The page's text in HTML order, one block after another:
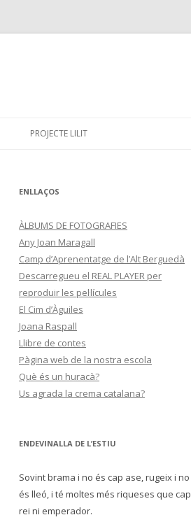
PROJECTE LILIT
ENLLAÇOS
ÀLBUMS DE FOTOGRAFIES
Any Joan Maragall
Camp d’Aprenentatge de l’Alt Berguedà
Descarregueu el REAL PLAYER per
reproduir les pel·lícules
El Cim d’Àguiles
Joana Raspall
Llibre de contes
Pàgina web de la nostra escola
Què és un huracà?
Us agrada la crema catalana?
ENDEVINALLA DE L’ESTIU
Sovint brama i no és cap ase, rugeix i no
és lleó, i té moltes més riqueses que cap
rei ni emperador.